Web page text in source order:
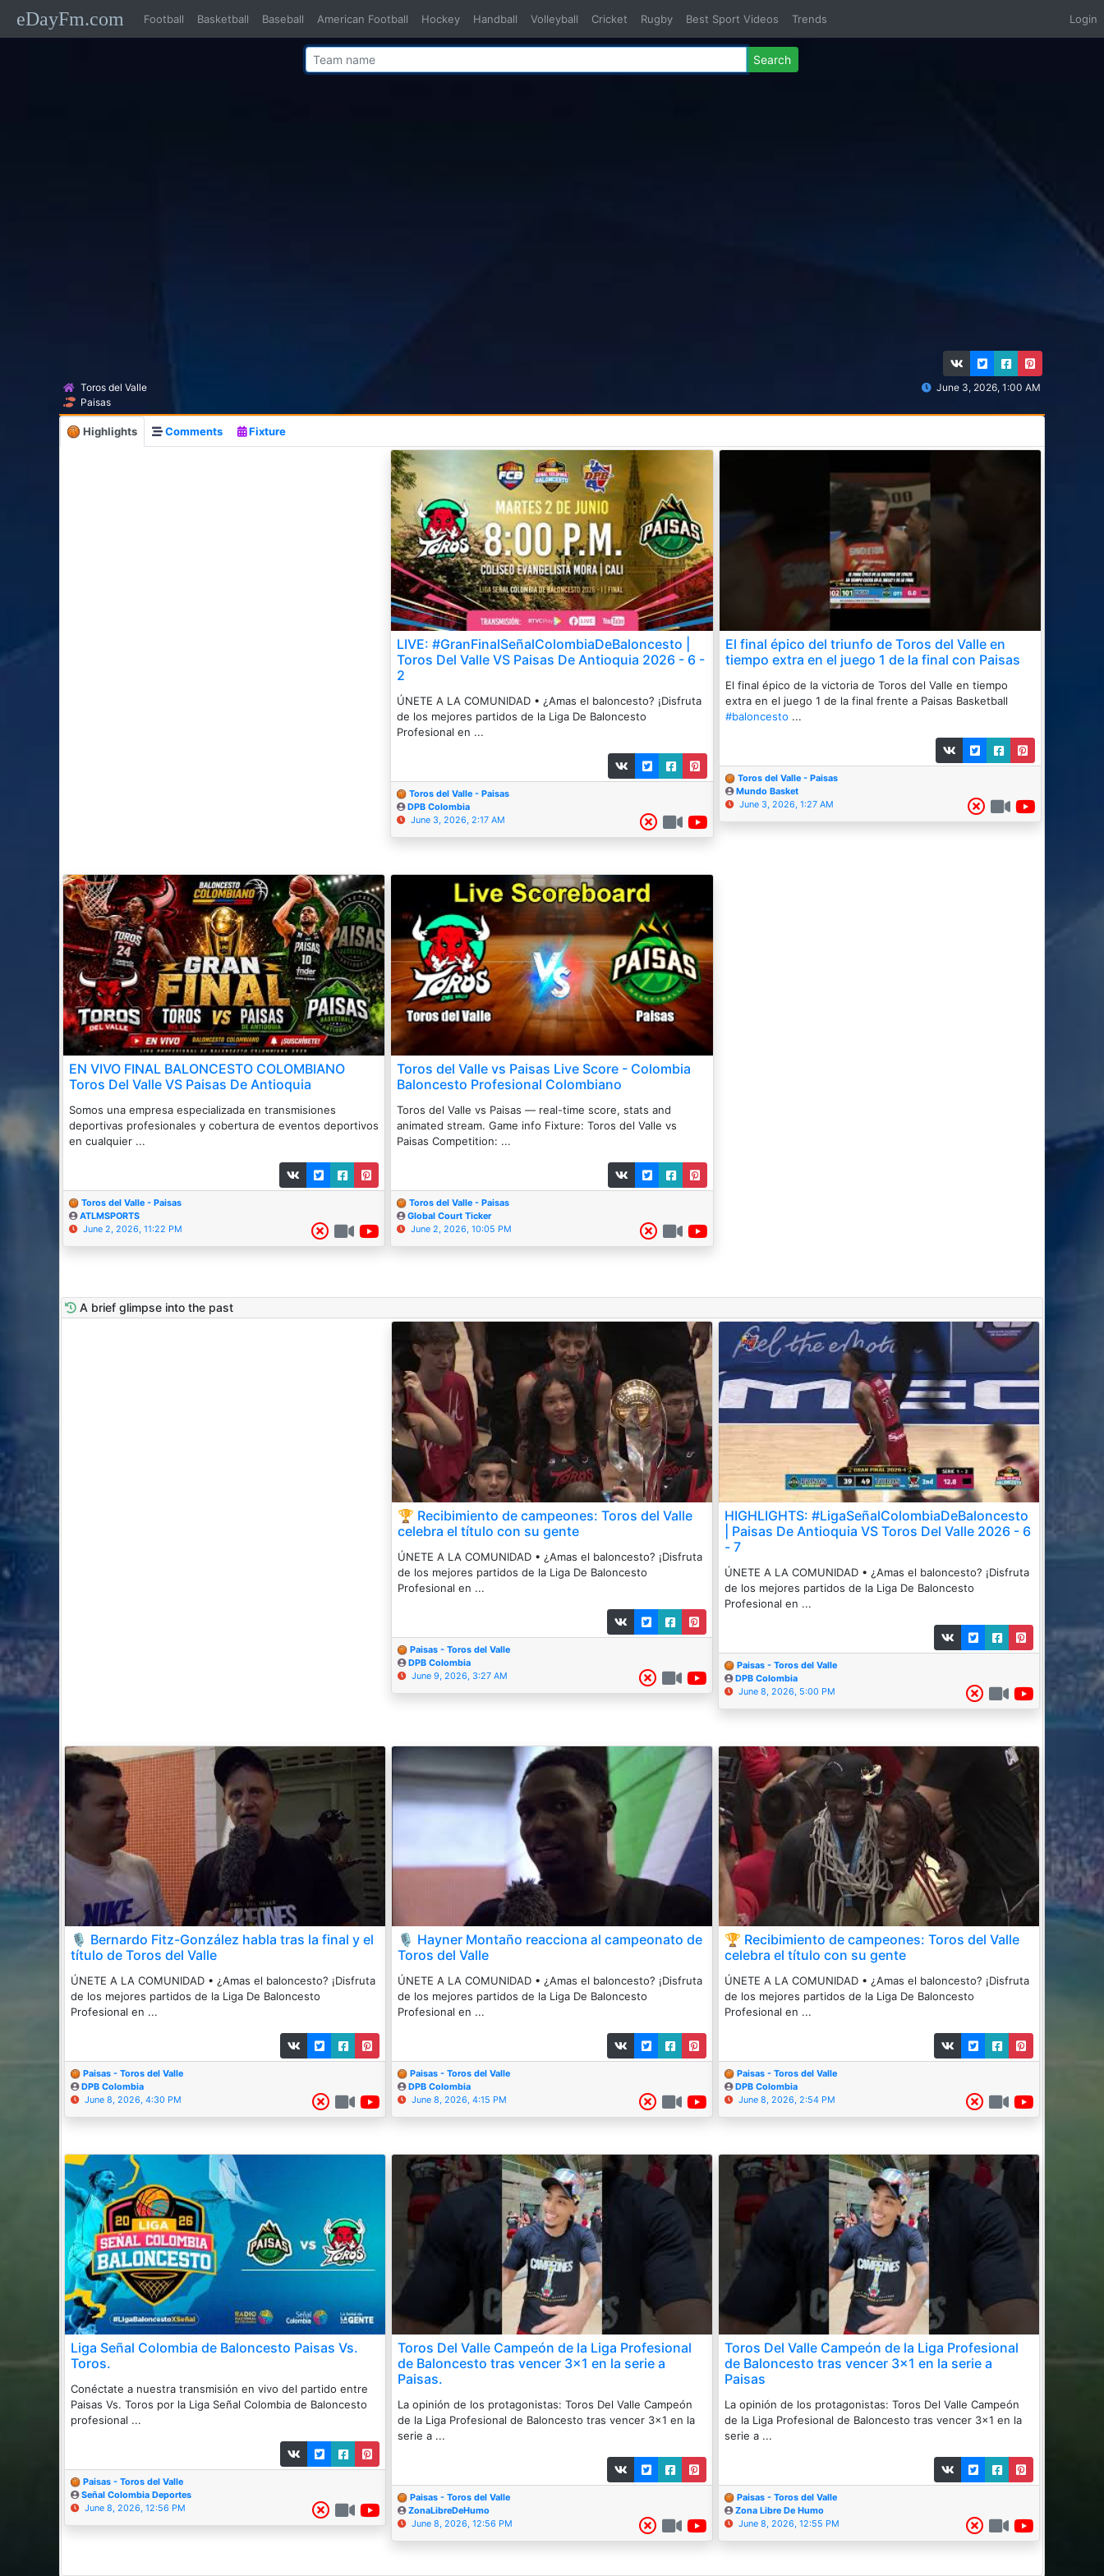
eDayFm.com Football Basketball Baseball American Football Hockey Handball Volleyball Cricket Rugby Best Sport Videos Trends Login
Search
Toros del Valle
Paisas
June 3, 2026, 1:00 AM
Highlights Comments Fixture
LIVE: #GranFinalSeñalColombiaDeBaloncesto |
Toros Del Valle VS Paisas De Antioquia 2026 - 6 -
2
ÚNETE A LA COMUNIDAD • ¿Amas el baloncesto? ¡Disfruta
de los mejores partidos de la Liga De Baloncesto
Profesional en ...
Toros del Valle - Paisas
DPB Colombia
June 3, 2026, 2:17 AM
El final épico del triunfo de Toros del Valle en
tiempo extra en el juego 1 de la final con Paisas
El final épico de la victoria de Toros del Valle en tiempo
extra en el juego 1 de la final frente a Paisas Basketball
#baloncesto ...
Toros del Valle - Paisas
Mundo Basket
June 3, 2026, 1:27 AM
EN VIVO FINAL BALONCESTO COLOMBIANO
Toros Del Valle VS Paisas De Antioquia
Somos una empresa especializada en transmisiones
deportivas profesionales y cobertura de eventos deportivos
en cualquier ...
Toros del Valle - Paisas
ATLMSPORTS
June 2, 2026, 11:22 PM
Toros del Valle vs Paisas Live Score - Colombia
Baloncesto Profesional Colombiano
Toros del Valle vs Paisas — real-time score, stats and
animated stream. Game info Fixture: Toros del Valle vs
Paisas Competition: ...
Toros del Valle - Paisas
Global Court Ticker
June 2, 2026, 10:05 PM
A brief glimpse into the past
🏆 Recibimiento de campeones: Toros del Valle
celebra el título con su gente
ÚNETE A LA COMUNIDAD • ¿Amas el baloncesto? ¡Disfruta
de los mejores partidos de la Liga De Baloncesto
Profesional en ...
Paisas - Toros del Valle
DPB Colombia
June 9, 2026, 3:27 AM
HIGHLIGHTS: #LigaSeñalColombiaDeBaloncesto
| Paisas De Antioquia VS Toros Del Valle 2026 - 6
- 7
ÚNETE A LA COMUNIDAD • ¿Amas el baloncesto? ¡Disfruta
de los mejores partidos de la Liga De Baloncesto
Profesional en ...
Paisas - Toros del Valle
DPB Colombia
June 8, 2026, 5:00 PM
🎙️ Bernardo Fitz-González habla tras la final y el
título de Toros del Valle
ÚNETE A LA COMUNIDAD • ¿Amas el baloncesto? ¡Disfruta
de los mejores partidos de la Liga De Baloncesto
Profesional en ...
Paisas - Toros del Valle
DPB Colombia
June 8, 2026, 4:30 PM
🎙️ Hayner Montaño reacciona al campeonato de
Toros del Valle
ÚNETE A LA COMUNIDAD • ¿Amas el baloncesto? ¡Disfruta
de los mejores partidos de la Liga De Baloncesto
Profesional en ...
Paisas - Toros del Valle
DPB Colombia
June 8, 2026, 4:15 PM
🏆 Recibimiento de campeones: Toros del Valle
celebra el título con su gente
ÚNETE A LA COMUNIDAD • ¿Amas el baloncesto? ¡Disfruta
de los mejores partidos de la Liga De Baloncesto
Profesional en ...
Paisas - Toros del Valle
DPB Colombia
June 8, 2026, 2:54 PM
Liga Señal Colombia de Baloncesto Paisas Vs.
Toros.
Conéctate a nuestra transmisión en vivo del partido entre
Paisas Vs. Toros por la Liga Señal Colombia de Baloncesto
profesional ...
Paisas - Toros del Valle
Señal Colombia Deportes
June 8, 2026, 12:56 PM
Toros Del Valle Campeón de la Liga Profesional
de Baloncesto tras vencer 3x1 en la serie a
Paisas.
La opinión de los protagonistas: Toros Del Valle Campeón
de la Liga Profesional de Baloncesto tras vencer 3x1 en la
serie a ...
Paisas - Toros del Valle
ZonaLibreDeHumo
June 8, 2026, 12:56 PM
Toros Del Valle Campeón de la Liga Profesional
de Baloncesto tras vencer 3x1 en la serie a
Paisas
La opinión de los protagonistas: Toros Del Valle Campeón
de la Liga Profesional de Baloncesto tras vencer 3x1 en la
serie a ...
Paisas - Toros del Valle
Zona Libre De Humo
June 8, 2026, 12:55 PM